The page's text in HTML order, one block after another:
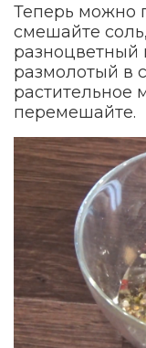
Теперь можно
смешайте
разноцветный
размолотый в
растительное
перемешайте.